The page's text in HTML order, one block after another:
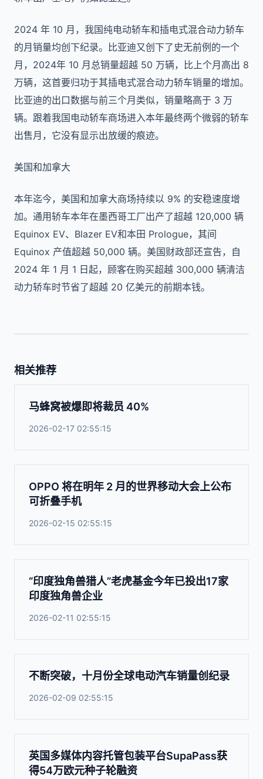
2024 年 10 月，我国纯电动轿车和插电式混合动力轿车
的月销量均创下纪录。比亚迪又创下了史无前例的一个
月，2024年 10 月总销量超越 50 万辆，比上个月高出 8
万辆，这首要归功于其插电式混合动力轿车销量的增加。
比亚迪的出口数据与前三个月类似，销量略高于 3 万
辆。跟着我国电动轿车商场进入本年最终两个微弱的轿车
出售月，它没有显示出放缓的痕迹。
美国和加拿大
本年迄今，美国和加拿大商场持续以 9% 的安稳速度增
加。通用轿车本年在墨西哥工厂出产了超越 120,000 辆
Equinox EV、Blazer EV和本田 Prologue，其间
Equinox 产值超越 50,000 辆。美国财政部还宣告，自
2024 年 1 月 1 日起，顾客在购买超越 300,000 辆清洁
动力轿车时节省了超越 20 亿美元的前期本钱。
相关推荐
马蜂窝被爆即将裁员 40%
2026-02-17 02:55:15
OPPO 将在明年 2 月的世界移动大会上公布
可折叠手机
2026-02-15 02:55:15
“印度独角兽猎人”老虎基金今年已投出17家
印度独角兽企业
2026-02-11 02:55:15
不断突破，十月份全球电动汽车销量创纪录
2026-02-09 02:55:15
英国多媒体内容托管包装平台SupaPass获
得54万欧元种子轮融资